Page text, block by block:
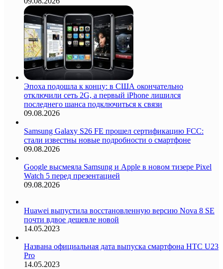
Эпоха подошла к концу: в США окончательно
отключили сеть 2G, а первый iPhone лишился
последнего шанса подключиться к связи
09.08.2026
Samsung Galaxy S26 FE прошел сертификацию FCC:
стали известны новые подробности о смартфоне
09.08.2026
Google высмеяла Samsung и Apple в новом тизере Pixel
Watch 5 перед презентацией
09.08.2026
Huawei выпустила восстановленную версию Nova 8 SE
почти вдвое дешевле новой
14.05.2023
Названа официальная дата выпуска смартфона HTC U23
Pro
14.05.2023